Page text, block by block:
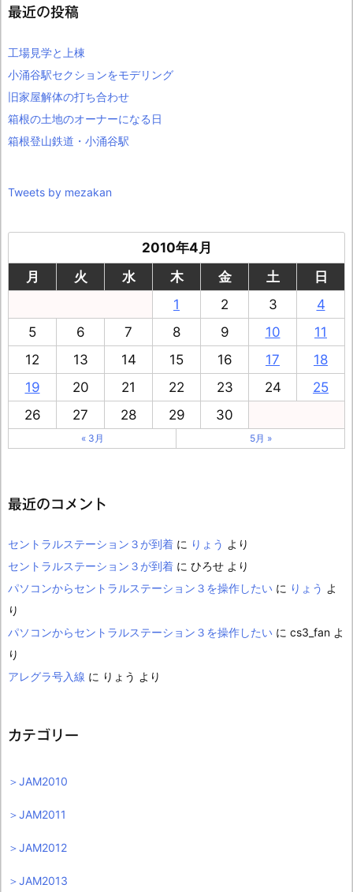
最近の投稿
工場見学と上棟
小涌谷駅セクションをモデリング
旧家屋解体の打ち合わせ
箱根の土地のオーナーになる日
箱根登山鉄道・小涌谷駅
Tweets by mezakan
2010年4月
月
火 水 木 金 土
日
1
2 3
4
5
6 7 8 9 10
11
12
13 14 15 16 17
18
19
20 21 22 23 24
25
26
27 28 29 30
« 3月 5月 »
最近のコメント
セントラルステーション３が到着 に りょう より
セントラルステーション３が到着 に ひろせ より
パソコンからセントラルステーション３を操作したい に りょう よ
り
パソコンからセントラルステーション３を操作したい に cs3_fan よ
り
アレグラ号入線 に りょう より
カテゴリー
＞JAM2010
＞JAM2011
＞JAM2012
＞JAM2013